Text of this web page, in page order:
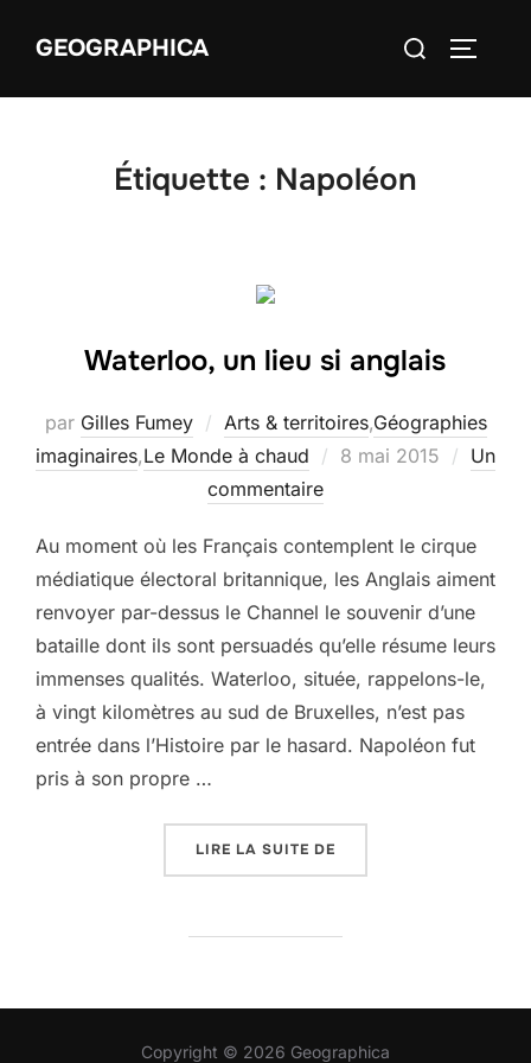
GEOGRAPHICA Rechercher :
Étiquette : Napoléon
Waterloo, un lieu si anglais
par Gilles Fumey Arts & territoires,Géographies
imaginaires,Le Monde à chaud
Publié
8 mai 2015
Un
commentaire
Au moment où les Français contemplent le cirque
médiatique électoral britannique, les Anglais aiment
renvoyer par-dessus le Channel le souvenir d’une
bataille dont ils sont persuadés qu’elle résume leurs
immenses qualités. Waterloo, située, rappelons-le,
à vingt kilomètres au sud de Bruxelles, n’est pas
entrée dans l’Histoire par le hasard. Napoléon fut
pris à son propre …
LIRE LA SUITE DE
Copyright © 2026 Geographica